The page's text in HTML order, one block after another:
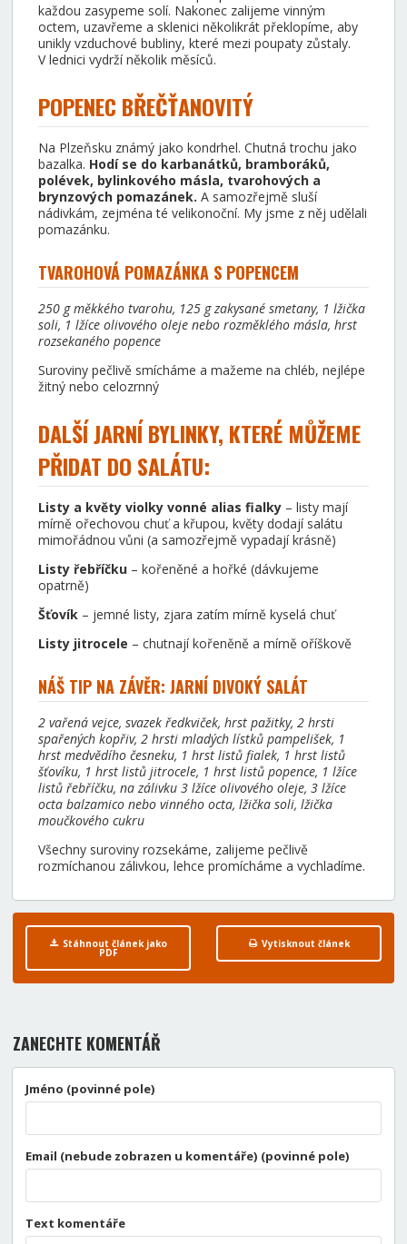
každou zasypeme solí. Nakonec zalijeme vinným
octem, uzavřeme a sklenici několikrát překlopíme, aby
unikly vzduchové bubliny, které mezi poupaty zůstaly.
V lednici vydrží několik měsíců.
POPENEC BŘEČŤANOVITÝ
Na Plzeňsku známý jako kondrhel. Chutná trochu jako
bazalka. Hodí se do karbanátků, bramboráků,
polévek, bylinkového másla, tvarohových a
brynzových pomazánek. A samozřejmě sluší
nádivkám, zejména té velikonoční. My jsme z něj udělali
pomazánku.
TVAROHOVÁ POMAZÁNKA S POPENCEM
250 g měkkého tvarohu, 125 g zakysané smetany, 1 lžička
soli, 1 lžíce olivového oleje nebo rozměklého másla, hrst
rozsekaného popence
Suroviny pečlivě smícháme a mažeme na chléb, nejlépe
žitný nebo celozrnný
DALŠÍ JARNÍ BYLINKY, KTERÉ MŮŽEME
PŘIDAT DO SALÁTU:
Listy a květy violky vonné alias fialky – listy mají
mírně ořechovou chuť a křupou, květy dodají salátu
mimořádnou vůni (a samozřejmě vypadají krásně)
Listy řebříčku – kořeněné a hořké (dávkujeme
opatrně)
Šťovík – jemné listy, zjara zatím mírně kyselá chuť
Listy jitrocele – chutnají kořeněně a mírně oříškově
NÁŠ TIP NA ZÁVĚR: JARNÍ DIVOKÝ SALÁT
2 vařená vejce, svazek ředkviček, hrst pažitky, 2 hrsti
spařených kopřiv, 2 hrsti mladých lístků pampelišek, 1
hrst medvědího česneku, 1 hrst listů fialek, 1 hrst listů
šťovíku, 1 hrst listů jitrocele, 1 hrst listů popence, 1 lžíce
listů řebříčku, na zálivku 3 lžíce olivového oleje, 3 lžíce
octa balzamico nebo vinného octa, lžička soli, lžička
moučkového cukru
Všechny suroviny rozsekáme, zalijeme pečlivě
rozmíchanou zálivkou, lehce promícháme a vychladíme.
Stáhnout článek jako
PDF
Vytisknout článek
ZANECHTE KOMENTÁŘ
Jméno (povinné pole)
Email (nebude zobrazen u komentáře) (povinné pole)
Text komentáře